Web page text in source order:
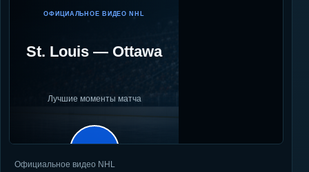
ОФИЦИАЛЬНОЕ ВИДЕО NHL
St. Louis — Ottawa
Лучшие моменты матча
▶
Официальное видео NHL